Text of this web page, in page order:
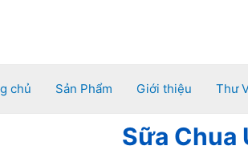
chủ Sản Phẩm Giới thiệu Thư
Sữa Chua
Sữa
Chua